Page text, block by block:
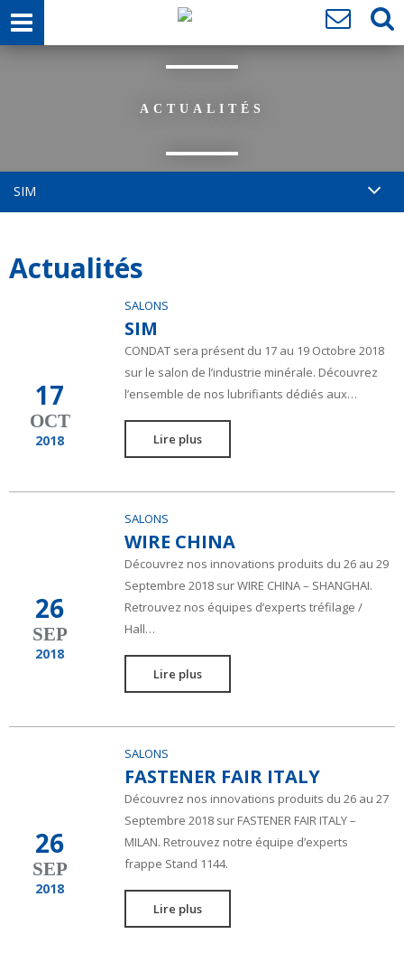
ACTUALITÉS
SIM
Actualités
17
OCT
2018
SALONS
SIM
CONDAT sera présent du 17 au 19 Octobre 2018
sur le salon de l’industrie minérale. Découvrez
l’ensemble de nos lubrifiants dédiés aux…
Lire plus
26
SEP
2018
SALONS
WIRE CHINA
Découvrez nos innovations produits du 26 au 29
Septembre 2018 sur WIRE CHINA – SHANGHAI.
Retrouvez nos équipes d’experts tréfilage /
Hall…
Lire plus
26
SEP
2018
SALONS
FASTENER FAIR ITALY
Découvrez nos innovations produits du 26 au 27
Septembre 2018 sur FASTENER FAIR ITALY –
MILAN. Retrouvez notre équipe d’experts
frappe Stand 1144.
Lire plus